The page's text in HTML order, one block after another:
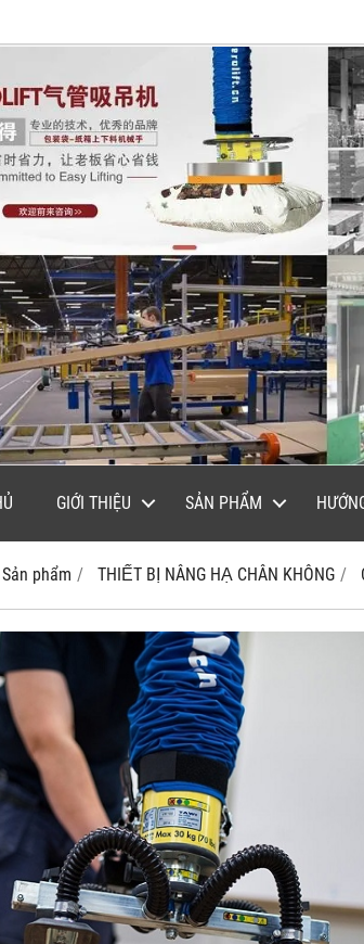
GIỚI THIỆU SẢN PHẨM
Sản phẩm THIẾT BỊ NÂNG HẠ CHÂN KHÔNG